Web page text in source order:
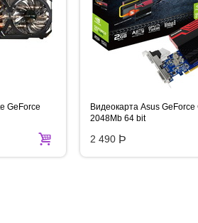
GeForce
Видеокарта Asus GeForce
2048Mb 64 bit
2 490 Þ